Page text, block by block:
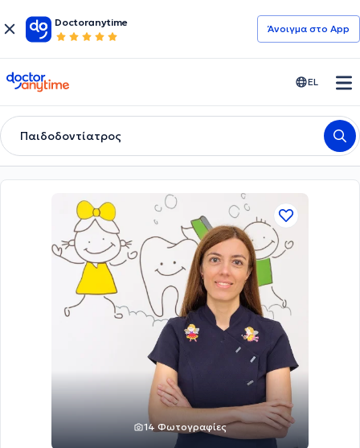
Doctoranytime
Άνοιγμα στο App
doctoranytime EL
Παιδοδοντίατρος
14 Φωτογραφίες